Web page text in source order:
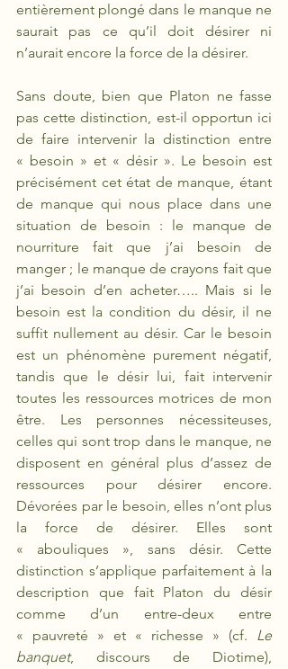
entièrement plongé dans le manque ne
saurait pas ce qu’il doit désirer ni
n’aurait encore la force de la désirer.
Sans doute, bien que Platon ne fasse
pas cette distinction, est-il opportun ici
de faire intervenir la distinction entre
« besoin » et « désir ». Le besoin est
précisément cet état de manque, étant
de manque qui nous place dans une
situation de besoin : le manque de
nourriture fait que j’ai besoin de
manger ; le manque de crayons fait que
j’ai besoin d’en acheter….. Mais si le
besoin est la condition du désir, il ne
suffit nullement au désir. Car le besoin
est un phénomène purement négatif,
tandis que le désir lui, fait intervenir
toutes les ressources motrices de mon
être. Les personnes nécessiteuses,
celles qui sont trop dans le manque, ne
disposent en général plus d’assez de
ressources pour désirer encore.
Dévorées par le besoin, elles n’ont plus
la force de désirer. Elles sont
« abouliques », sans désir. Cette
distinction s’applique parfaitement à la
description que fait Platon du désir
comme d’un entre-deux entre
« pauvreté » et « richesse » (cf. Le
banquet, discours de Diotime),